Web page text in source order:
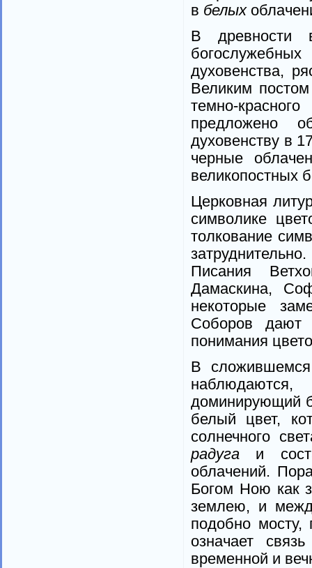
в белых
В древности
духовенства,
Великим
темно-
предложено
духовенству в
черные
великопостных
Церковная
символике
толкование
Писания
Дамаскина,
некоторые
Соборов дают
понимания
В сложившемся
доминирующий
белый цвет,
солнечного
радуга и
облачений.
Богом Ною как
землею, и
подобно
означает
временной и